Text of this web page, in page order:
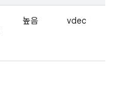
높음 vdec